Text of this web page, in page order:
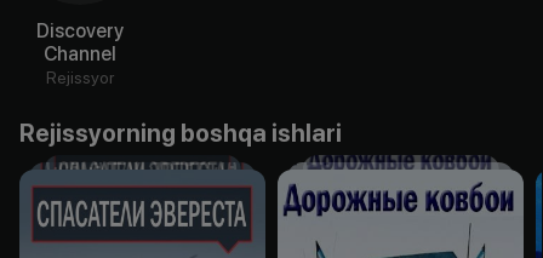
Discovery
Channel
Rejissyor
Rejissyorning boshqa ishlari